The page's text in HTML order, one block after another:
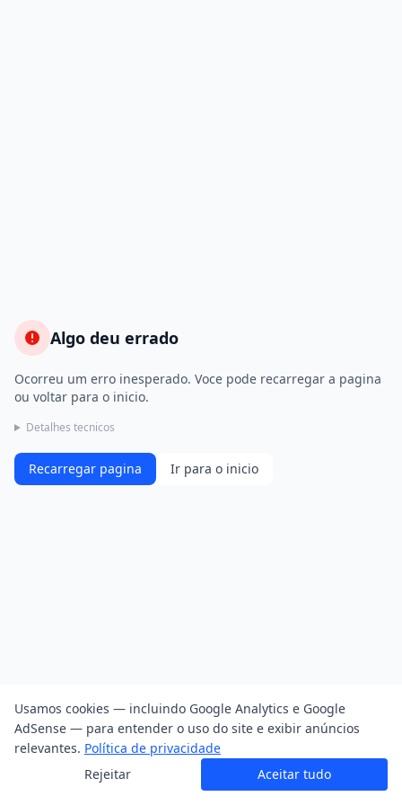
Algo deu errado
Ocorreu um erro inesperado. Voce pode recarregar a pagina
ou voltar para o inicio.
Detalhes tecnicos
Recarregar pagina Ir para o inicio
Usamos cookies — incluindo Google Analytics e Google
AdSense — para entender o uso do site e exibir anúncios
relevantes. Política de privacidade
Rejeitar
Aceitar tudo